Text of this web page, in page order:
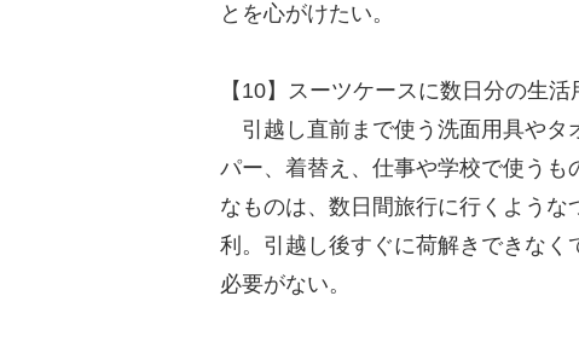
とを心がけたい。
【10】スーツケースに数日分の生活
引越し直前まで使う洗面用具やタ
パー、着替え、仕事や学校で使う
なものは、数日間旅行に行くよう
利。引越し後すぐに荷解きできな
必要がない。